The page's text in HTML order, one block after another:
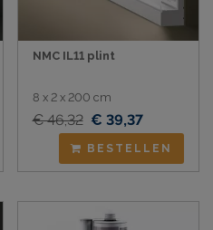
NMC IL11 plint
8 x 2 x 200 cm
€ 46,32 € 39,37
BESTELLEN